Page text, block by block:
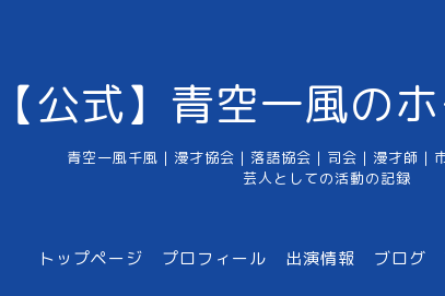
【公式】青空一風の
青空一風千風｜漫才協会｜落語協会｜司会｜漫才師｜
芸人としての活動の記録
トップページ プロフィール 出演情報 ブログ